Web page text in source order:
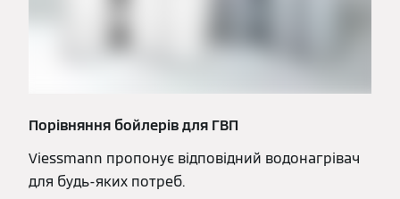
Порівняння бойлерів для ГВП
Viessmann пропонує відповідний водонагрівач
для будь-яких потреб.